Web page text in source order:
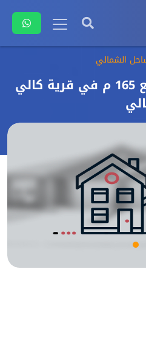
الشمالي
دوبليكس شاليه للبيع 165 م في قرية كالي